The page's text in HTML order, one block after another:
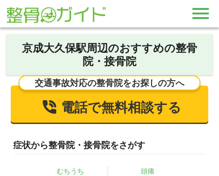
京成大久保駅周辺のおすすめの整骨
院・接骨院
交通事故対応の整骨院をお探しの方へ
電話で無料相談する
症状から整骨院・接骨院をさがす
むちうち 頭痛